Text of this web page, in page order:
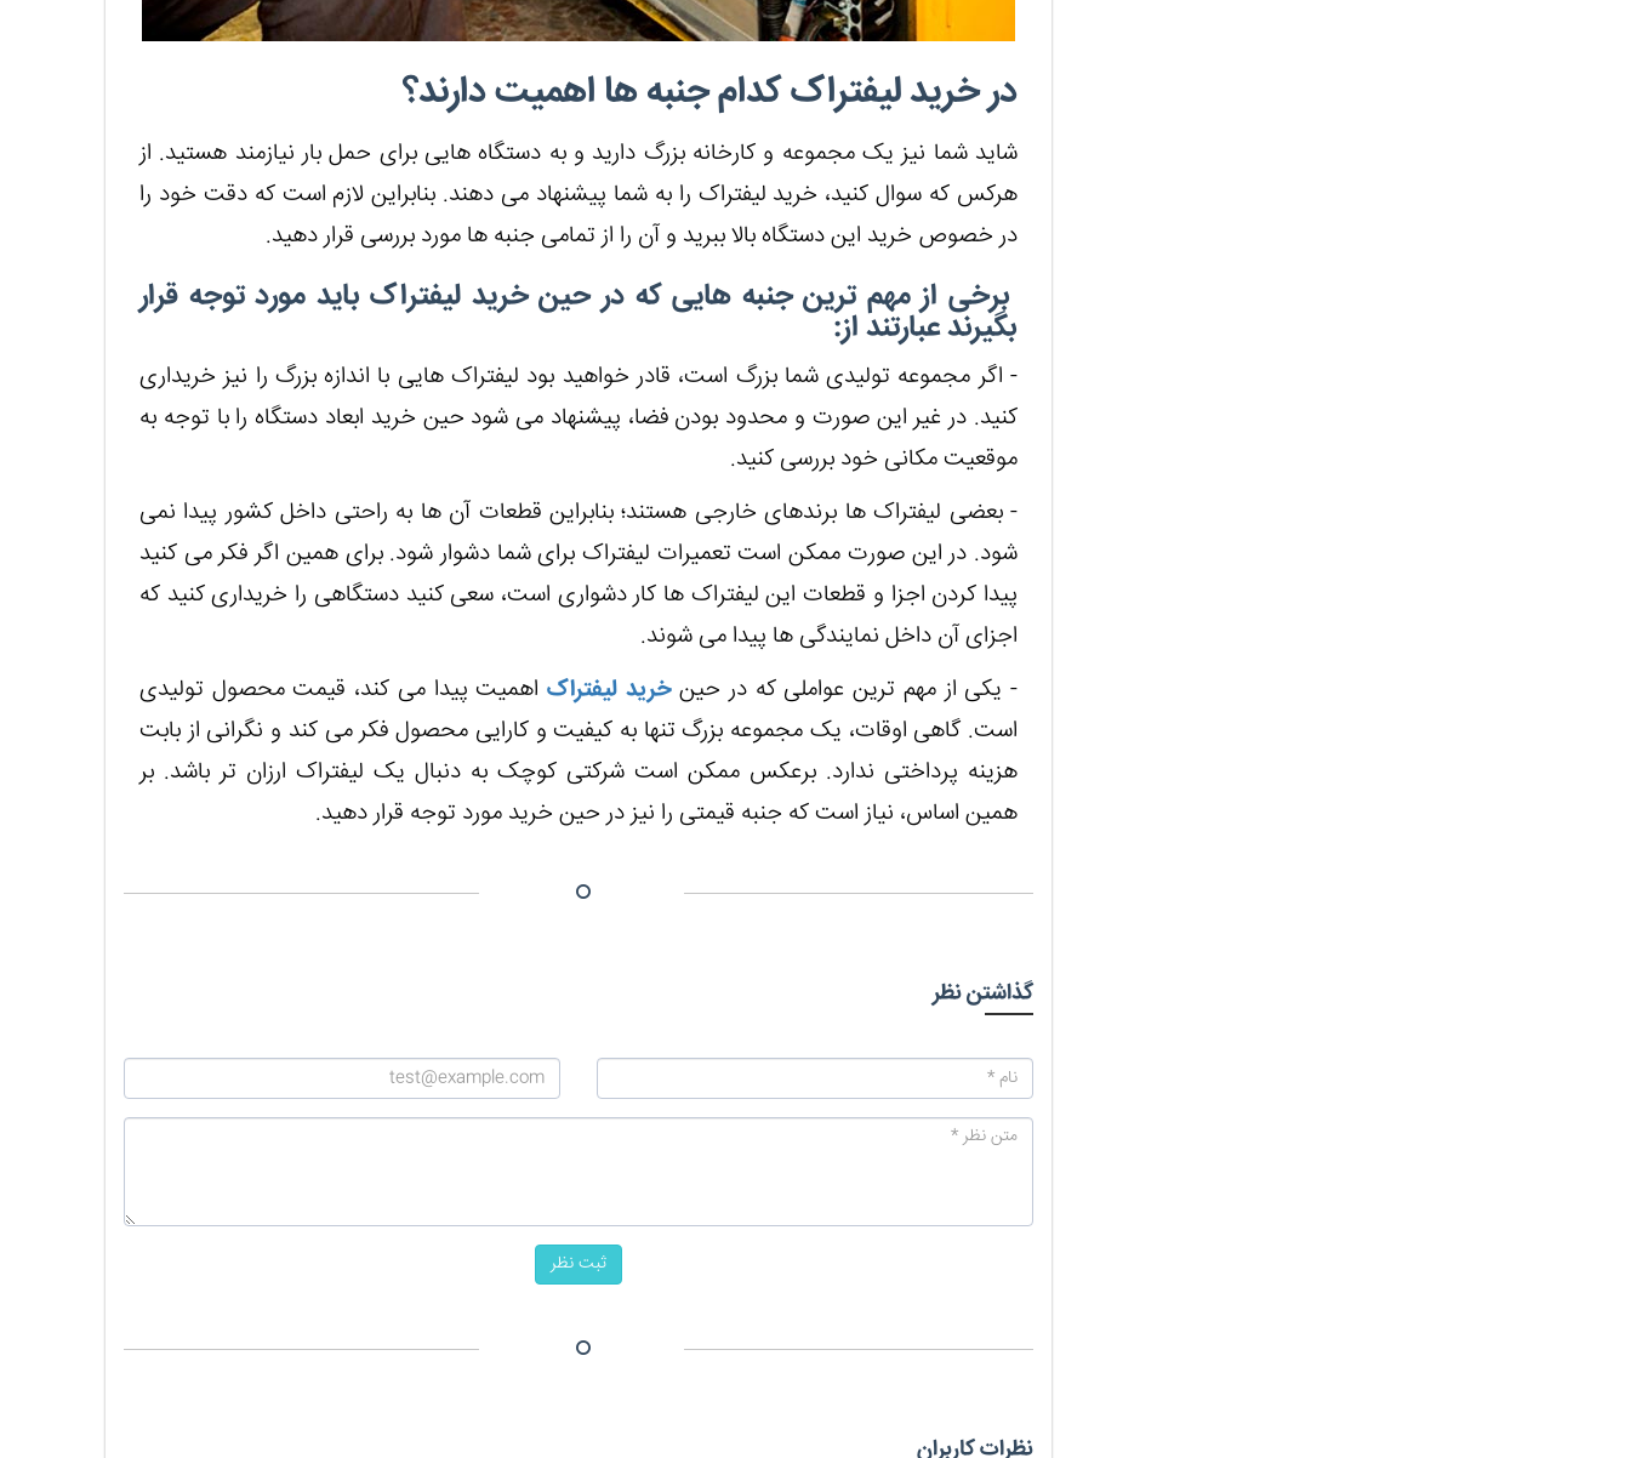
در خرید لیفتراک کدام جنبه ها اهمیت دارند؟
شاید شما نیز یک مجموعه و کارخانه بزرگ دارید و به دستگاه هایی برای حمل بار نیازمند هستید. از
هرکس که سوال کنید، خرید لیفتراک را به شما پیشنهاد می دهند. بنابراین لازم است که دقت خود را
در خصوص خرید این دستگاه بالا ببرید و آن را از تمامی جنبه ها مورد بررسی قرار دهید.
برخی از مهم ترین جنبه هایی که در حین خرید لیفتراک باید مورد توجه قرار
بگیرند عبارتند از:
- اگر مجموعه تولیدی شما بزرگ است، قادر خواهید بود لیفتراک هایی با اندازه بزرگ را نیز خریداری
کنید. در غیر این صورت و محدود بودن فضا، پیشنهاد می شود حین خرید ابعاد دستگاه را با توجه به
موقعیت مکانی خود بررسی کنید.
- بعضی لیفتراک ها برندهای خارجی هستند؛ بنابراین قطعات آن ها به راحتی داخل کشور پیدا نمی
شود. در این صورت ممکن است تعمیرات لیفتراک برای شما دشوار شود. برای همین اگر فکر می کنید
پیدا کردن اجزا و قطعات این لیفتراک ها کار دشواری است، سعی کنید دستگاهی را خریداری کنید که
اجزای آن داخل نمایندگی ها پیدا می شوند.
- یکی از مهم ترین عواملی که در حینخرید لیفتراک اهمیت پیدا می کند، قیمت محصول تولیدی
است. گاهی اوقات، یک مجموعه بزرگ تنها به کیفیت و کارایی محصول فکر می کند و نگرانی از بابت
هزینه پرداختی ندارد. برعکس ممکن است شرکتی کوچک به دنبال یک لیفتراک ارزان تر باشد. بر
همین اساس، نیاز است که جنبه قیمتی را نیز در حین خرید مورد توجه قرار دهید.
گذاشتن نظر
ثبت نظر
نظرات کاربران